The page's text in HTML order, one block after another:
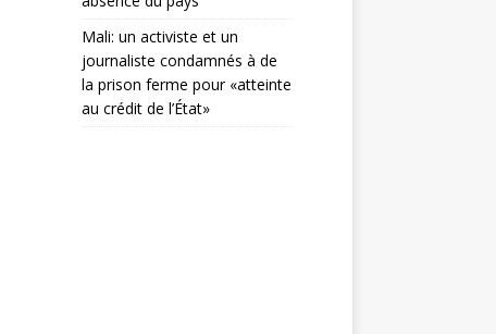
Mali: un activiste et un
journaliste condamnés à de
la prison ferme pour «atteinte
au crédit de l’État»